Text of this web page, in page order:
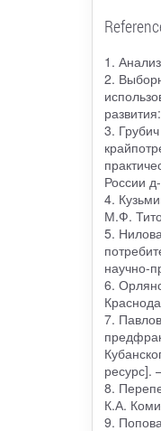
1.
2.
3.
России
4.
М.Ф.
5.
научно-
6.
7.
ресурс].
8.
К.А.
9.